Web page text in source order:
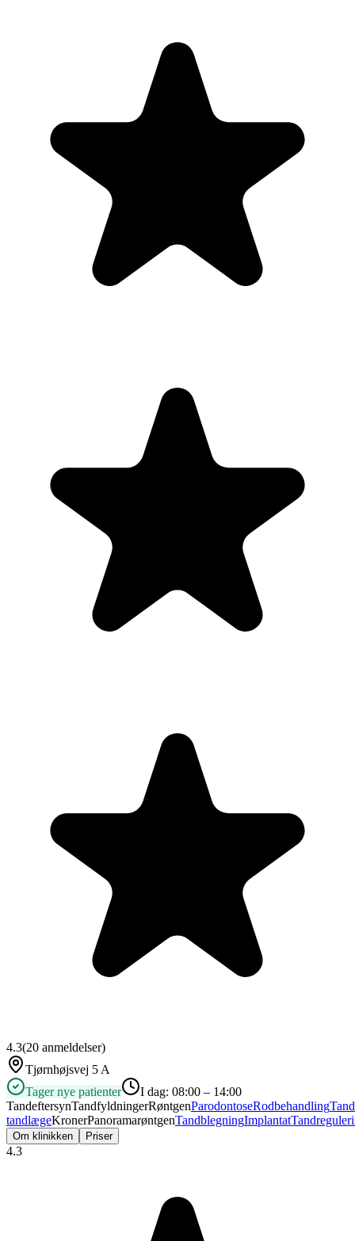
4.3(20 anmeldelser)
Tjørnhøjsvej 5 A
Tager nye patienter
I dag: 08:00 – 14:00
TandeftersynTandfyldningerRøntgenParodontoseRodbehandling
tandlægeKronerPanoramarøntgenTandblegningImplantat
Om klinikken Priser
4.3